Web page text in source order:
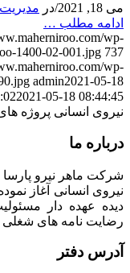
می 18, 2021 /در مدیریت
ادامه مطلب …
wp-
1400-02-001.jpg 737
wp-
admin2021-05-18
2021-05-18 08:44:45
نیروی انسانی پروژه
درباره ما
نیروی انسانی آغاز
دیده عهده دار
رضایت نامه های شغلی
آدرس دفتر